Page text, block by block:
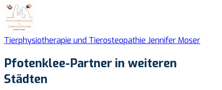
Tierphysiotherapie und Tierosteopathie Jennifer Moser
Pfotenklee-Partner in weiteren
Städten